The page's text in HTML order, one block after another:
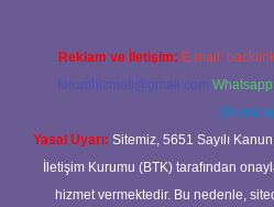
Reklam ve İletişim: E-mail:
forumhizmeti@gmail.com
@karabul
Yasal Uyarı: Sitemiz, 5651 Sayılı
İletişim Kurumu (BTK) tarafından
hizmet vermektedir. Bu nedenle,